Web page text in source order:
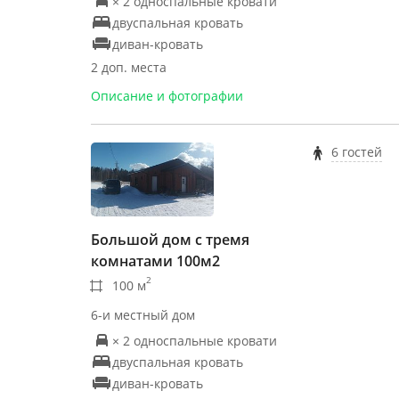
двуспальная кровать
диван-кровать
2 доп. места
Описание и фотографии
Большой дом с тремя
комнатами 100м2
100 м2
6-и местный дом
× 2 односпальные кровати
двуспальная кровать
диван-кровать
6 гостей